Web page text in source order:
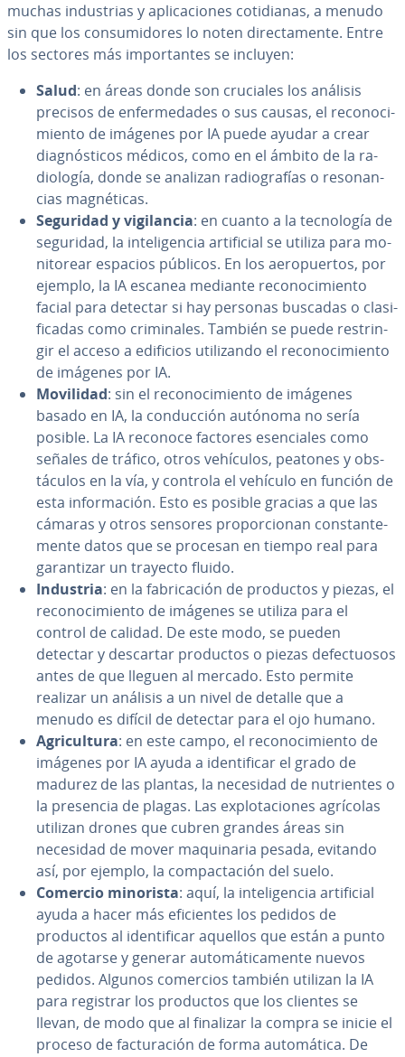
muchas in­du­s­trias y apli­ca­cio­nes co­ti­dia­nas, a menudo
sin que los co­n­su­mi­do­res lo noten di­re­c­ta­me­n­te. Entre
los sectores más im­po­r­ta­n­tes se incluyen:
Salud: en áreas donde son cruciales los análisis
precisos de en­fe­r­me­da­des o sus causas, el re­co­no­ci­
mie­n­to de imágenes por IA puede ayudar a crear
dia­g­nó­s­ti­cos médicos, como en el ámbito de la ra­
dio­lo­gía, donde se analizan ra­dio­gra­fías o re­so­na­n­
cias ma­g­né­ti­cas.
Seguridad y vi­gi­la­n­cia: en cuanto a la te­c­no­lo­gía de
seguridad, la in­te­li­ge­n­cia ar­ti­fi­cial se utiliza para mo­
ni­to­rear espacios públicos. En los ae­ro­pue­r­tos, por
ejemplo, la IA escanea mediante re­co­no­ci­mie­n­to
facial para detectar si hay personas buscadas o cla­si­
fi­ca­das como cri­mi­na­les. También se puede re­s­tri­n­
gir el acceso a edificios uti­li­za­n­do el re­co­no­ci­mie­n­to
de imágenes por IA.
Movilidad: sin el re­co­no­ci­mie­n­to de imágenes
basado en IA, la co­n­du­c­ción autónoma no sería
posible. La IA reconoce factores ese­n­cia­les como
señales de tráfico, otros vehículos, peatones y ob­s­
tácu­los en la vía, y controla el vehículo en función de
esta in­fo­r­ma­ción. Esto es posible gracias a que las
cámaras y otros sensores pro­po­r­cio­nan co­n­s­ta­n­te­
me­n­te datos que se procesan en tiempo real para
ga­ra­n­ti­zar un trayecto fluido.
Industria: en la fa­bri­ca­ción de productos y piezas, el
re­co­no­ci­mie­n­to de imágenes se utiliza para el
control de calidad. De este modo, se pueden
detectar y descartar productos o piezas de­fe­c­tuo­sos
antes de que lleguen al mercado. Esto permite
realizar un análisis a un nivel de detalle que a
menudo es difícil de detectar para el ojo humano.
Agri­cu­l­tu­ra: en este campo, el re­co­no­ci­mie­n­to de
imágenes por IA ayuda a ide­n­ti­fi­car el grado de
madurez de las plantas, la necesidad de nu­trie­n­tes o
la presencia de plagas. Las ex­plo­ta­cio­nes agrícolas
utilizan drones que cubren grandes áreas sin
necesidad de mover ma­qui­na­ria pesada, evitando
así, por ejemplo, la co­m­pa­c­ta­ción del suelo.
Comercio minorista: aquí, la in­te­li­ge­n­cia ar­ti­fi­cial
ayuda a hacer más efi­cie­n­tes los pedidos de
productos al ide­n­ti­fi­car aquellos que están a punto
de agotarse y generar au­to­má­ti­ca­me­n­te nuevos
pedidos. Algunos comercios también utilizan la IA
para registrar los productos que los clientes se
llevan, de modo que al finalizar la compra se inicie el
proceso de fa­c­tu­ra­ción de forma au­to­má­ti­ca. De